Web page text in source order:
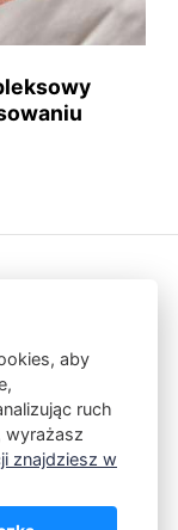
aby
ruch
wyrażasz
znajdziesz w